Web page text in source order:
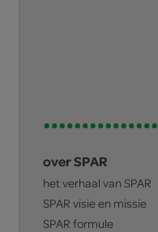
over SPAR
het verhaal van SPAR
SPAR visie en missie
SPAR formule